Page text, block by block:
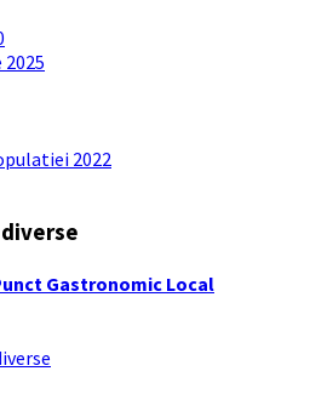
2022
Gastronomic Local